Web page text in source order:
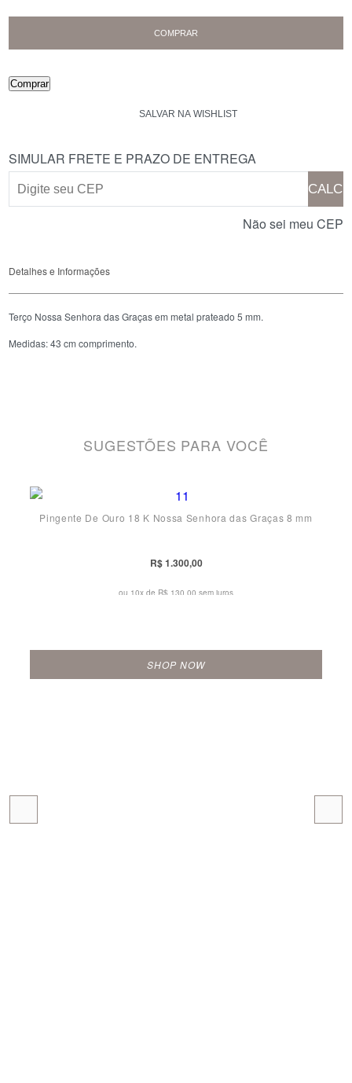
COMPRAR
Comprar
SIMULAR FRETE E PRAZO DE ENTREGA
Não sei meu CEP
Detalhes e Informações
Terço Nossa Senhora das Graças em metal prateado 5 mm.
Medidas: 43 cm comprimento.
SUGESTÕES PARA VOCÊ
Pingente De Ouro 18 K Nossa Senhora das Graças 8 mm
R$ 1.300,00
ou 10x de R$ 130,00 sem juros
SHOP NOW